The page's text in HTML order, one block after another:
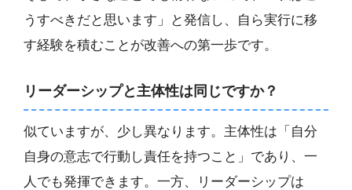
うすべきだと思います」と発信し、自ら実行に移
す経験を積むことが改善への第一歩です。
リーダーシップと主体性は同じですか？
似ていますが、少し異なります。主体性は「自分
自身の意志で行動し責任を持つこと」であり、一
人でも発揮できます。一方、リーダーシップは